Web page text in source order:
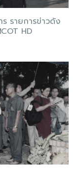
รายการข่าวดัง
HD